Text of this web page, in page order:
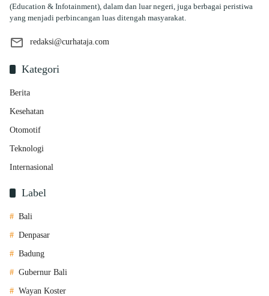
(Education & Infotainment), dalam dan luar negeri, juga berbagai peristiwa
yang menjadi perbincangan luas ditengah masyarakat.
redaksi@curhataja.com
Kategori
Berita
Kesehatan
Otomotif
Teknologi
Internasional
Label
Bali
Denpasar
Badung
Gubernur Bali
Wayan Koster